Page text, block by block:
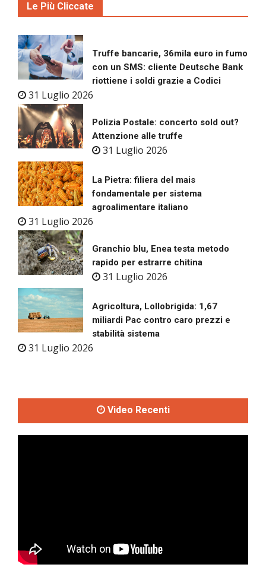
Le Più Cliccate
Truffe bancarie, 36mila euro in fumo
con un SMS: cliente Deutsche Bank
riottiene i soldi grazie a Codici
31 Luglio 2026
Polizia Postale: concerto sold out?
Attenzione alle truffe
31 Luglio 2026
La Pietra: filiera del mais
fondamentale per sistema
agroalimentare italiano
31 Luglio 2026
Granchio blu, Enea testa metodo
rapido per estrarre chitina
31 Luglio 2026
Agricoltura, Lollobrigida: 1,67
miliardi Pac contro caro prezzi e
stabilità sistema
31 Luglio 2026
Video Recenti